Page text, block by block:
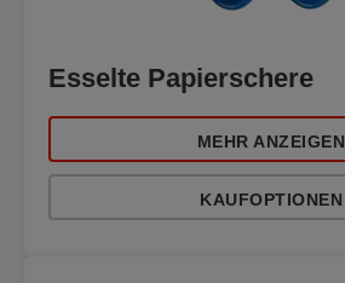
Esselte Papierschere
MEHR ANZEIGEN
KAUFOPTIONEN